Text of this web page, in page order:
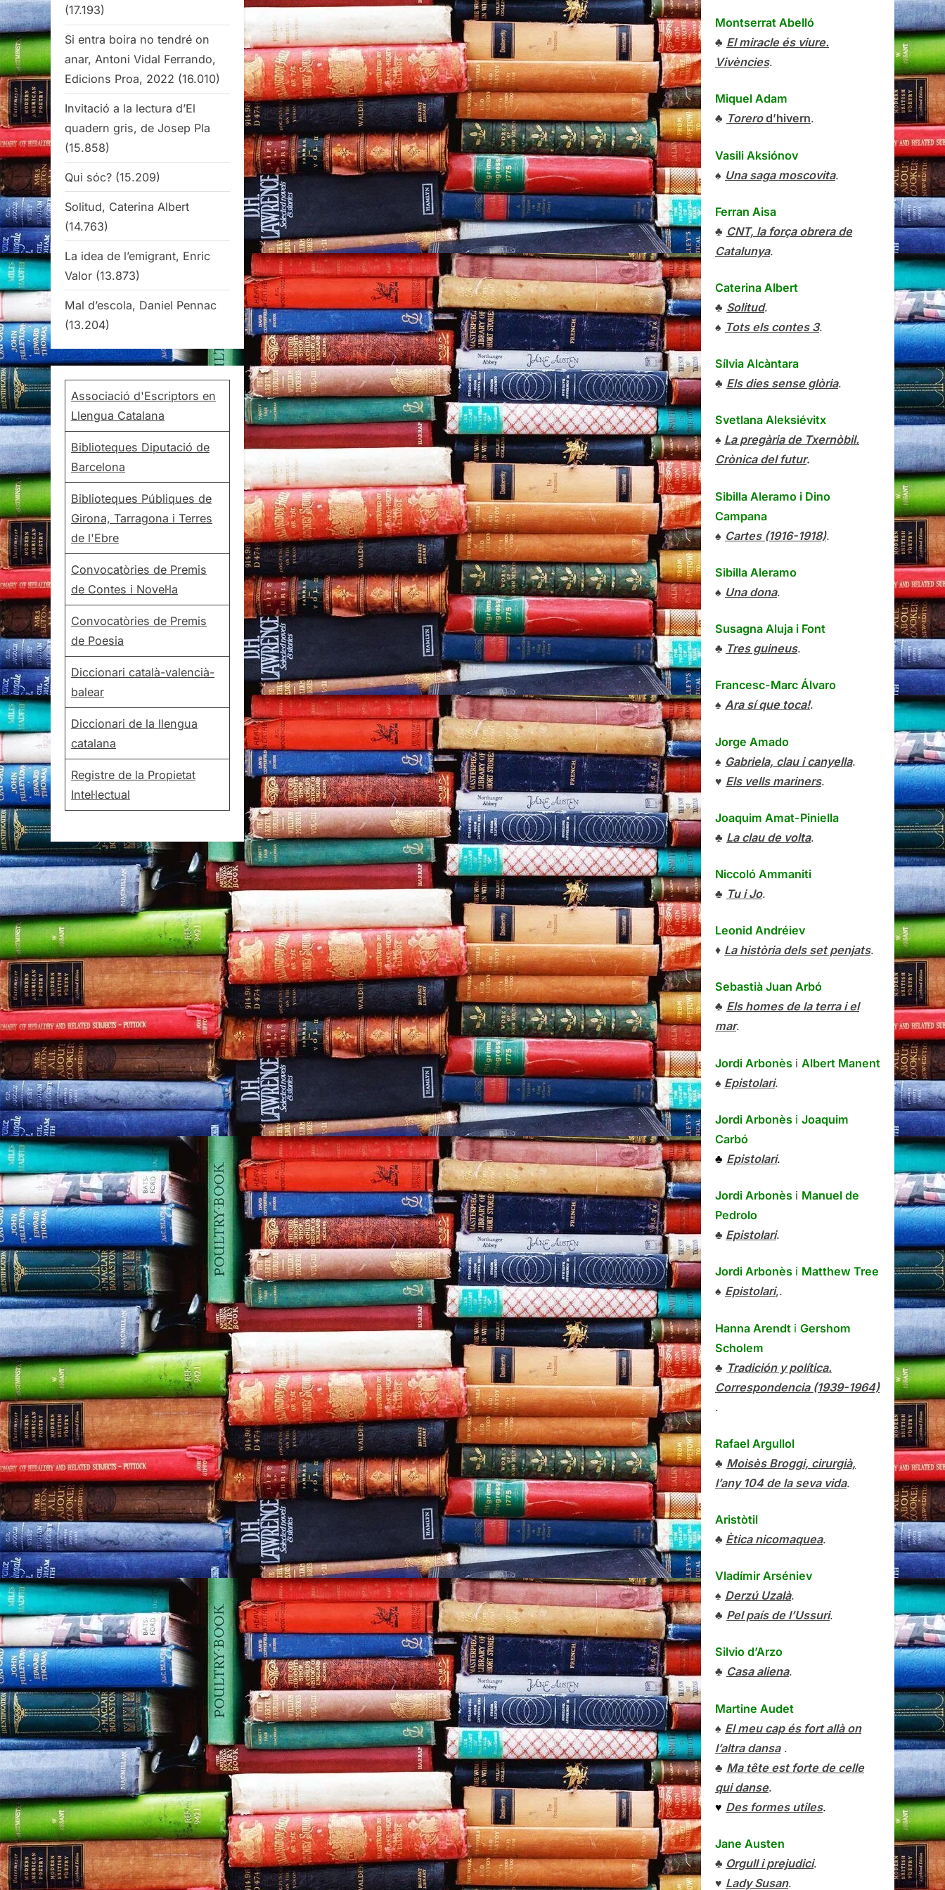
(17.193)
Si entra boira no tendré on
anar, Antoni Vidal Ferrando,
Edicions Proa, 2022 (16.010)
Invitació a la lectura d’El
quadern gris, de Josep Pla
(15.858)
Qui sóc? (15.209)
Solitud, Caterina Albert
(14.763)
La idea de l’emigrant, Enric
Valor (13.873)
Mal d’escola, Daniel Pennac
(13.204)
Associació d'Escriptors en
Llengua Catalana
Biblioteques Diputació de
Barcelona
Biblioteques Públiques de
Girona, Tarragona i Terres
de l'Ebre
Convocatòries de Premis
de Contes i Novel·la
Convocatòries de Premis
de Poesia
Diccionari català-valencià-
balear
Diccionari de la llengua
catalana
Registre de la Propietat
Intel·lectual
Montserrat Abelló
♣ El miracle és viure.
Vivències.
Miquel Adam
♣ Torerod’hivern.
Vasili Aksiónov
♠ Una saga moscovita.
Ferran Aisa
♣ CNT, la força obrera de
Catalunya.
Caterina Albert
♣ Solitud.
♠ Tots els contes 3.
Sílvia Alcàntara
♣ Els dies sense glòria.
Svetlana Aleksiévitx
♠ La pregària de Txernòbil.
Crònica del futur.
Sibilla Aleramo i Dino
Campana
♠ Cartes (1916-1918).
Sibilla Aleramo
♠ Una dona.
Susagna Aluja i Font
♣ Tres guineus.
Francesc-Marc Álvaro
♠ Ara sí que toca!.
Jorge Amado
♠ Gabriela, clau i canyella.
♥ Els vells mariners.
Joaquim Amat-Piniella
♣ La clau de volta.
Niccoló Ammaniti
♣ Tu i Jo.
Leonid Andréiev
♦ La història dels set penjats.
Sebastià Juan Arbó
♣ Els homes de la terra i el
mar.
Jordi Arbonès i Albert Manent
♠ Epistolari.
Jordi Arbonès i Joaquim
Carbó
♣ Epistolari.
Jordi Arbonès i Manuel de
Pedrolo
♣ Epistolari.
Jordi Arbonès i Matthew Tree
♠ Epistolari,.
Hanna Arendt i Gershom
Scholem
♣ Tradición y política.
Correspondencia (1939-1964)
.
Rafael Argullol
♣ Moisès Broggi, cirurgià,
l’any 104 de la seva vida.
Aristòtil
♣ Ètica nicomaquea.
Vladímir Arséniev
♠ Derzú Uzalà.
♣ Pel país de l’Ussuri.
Silvio d’Arzo
♣ Casa aliena.
Martine Audet
♠ El meu cap és fort allà on
l’altra dansa.
♣ Ma tête est forte de celle
qui danse.
♥ Des formes utiles.
Jane Austen
♣ Orgull i prejudici.
♥ Lady Susan.